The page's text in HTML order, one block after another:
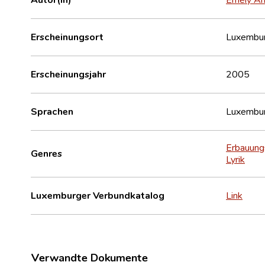
Erscheinungsort
Erscheinungsjahr 2005
Sprachen
Genres
Lyrik
Luxemburger Verbundkatalog Link
Verwandte Dokumente